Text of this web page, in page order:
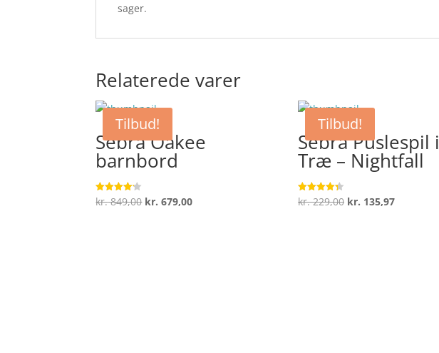
sager.
Relaterede varer
Tilbud!
Sebra Oakee
barnbord
Vurderet
4.1
kr.849,00 Den
kr. 679,00Den
Tilbud!
Sebra Puslespil i
Træ – Nightfall
Vurderet
4.3
kr.229,00 Den
kr. 135,97Den